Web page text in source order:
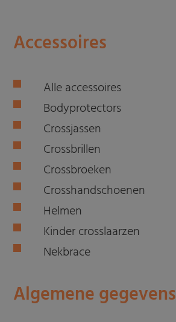
Accessoires
Alle accessoires
Bodyprotectors
Crossjassen
Crossbrillen
Crossbroeken
Crosshandschoenen
Helmen
Kinder crosslaarzen
Nekbrace
Algemene gegevens